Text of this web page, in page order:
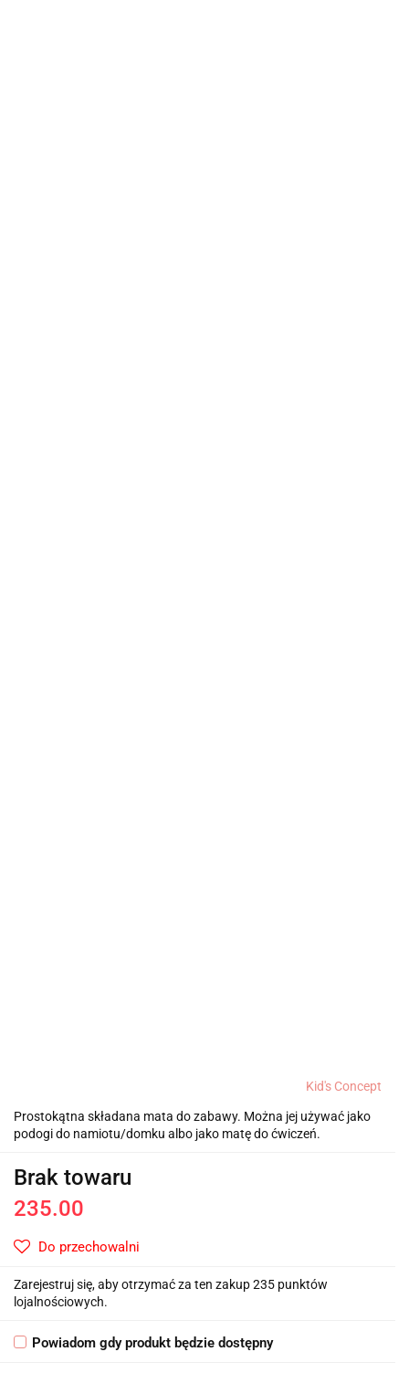
Kid's Concept
Prostokątna składana mata do zabawy. Można jej używać jako
podogi do namiotu/domku albo jako matę do ćwiczeń.
Brak towaru
235.00
Do przechowalni
Zarejestruj się, aby otrzymać za ten zakup 235 punktów
lojalnościowych.
Powiadom gdy produkt będzie dostępny